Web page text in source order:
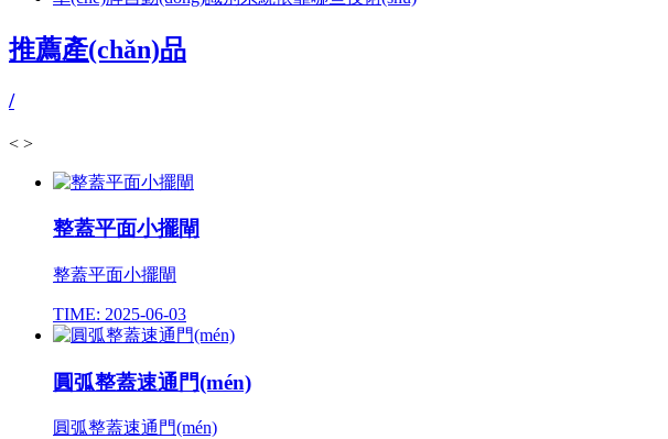
推薦產(chǎn)品
/
< >
整蓋平面小擺閘
整蓋平面小擺閘
TIME: 2025-06-03
圓弧整蓋速通門(mén)
圓弧整蓋速通門(mén)